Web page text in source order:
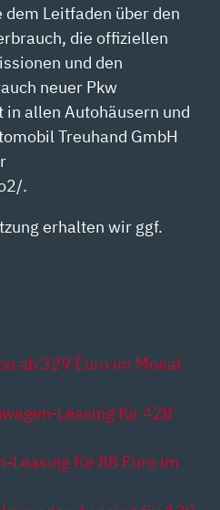
dem Leitfaden über den
die offiziellen
und den
neuer Pkw
allen Autohäusern und
Treuhand GmbH
.
erhalten wir ggf.
ab 329 Euro im Monat
Leasing für 428
Leasing für 88 Euro im